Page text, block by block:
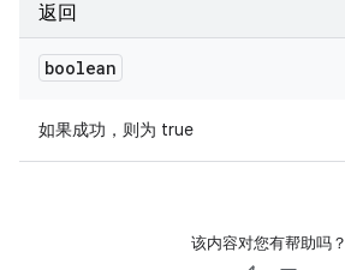
返回
boolean
如果成功，则为 true
该内容对您有帮助吗？